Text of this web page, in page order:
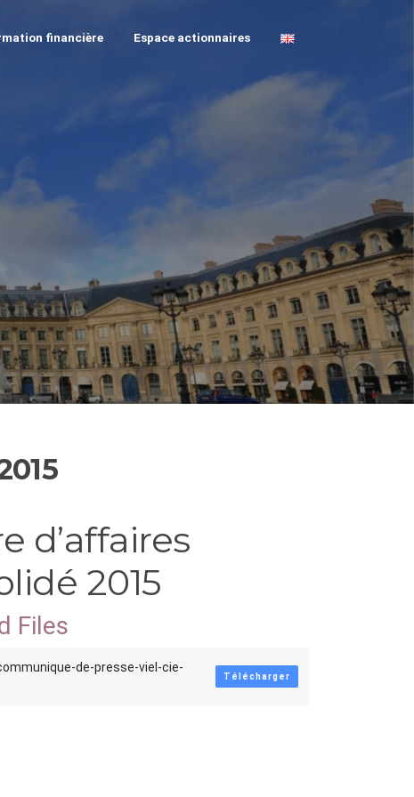
financière Espace actionnaires
d’affaires
2015
Files
de-presse-viel-cie-
Télécharger